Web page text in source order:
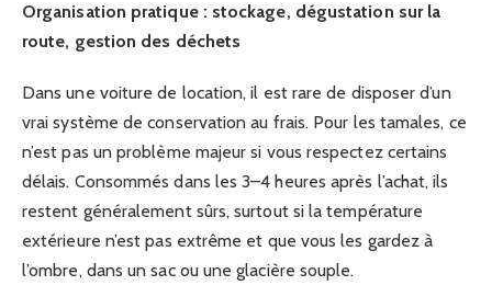
Organisation pratique : stockage, dégustation sur la
route, gestion des déchets
Dans une voiture de location, il est rare de disposer d’un
vrai système de conservation au frais. Pour les tamales, ce
n’est pas un problème majeur si vous respectez certains
délais. Consommés dans les 3–4 heures après l’achat, ils
restent généralement sûrs, surtout si la température
extérieure n’est pas extrême et que vous les gardez à
l’ombre, dans un sac ou une glacière souple.